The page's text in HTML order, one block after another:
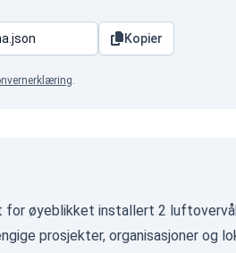
Kopier
.
øyeblikket installert 2
prosjekter, organisasjoner og